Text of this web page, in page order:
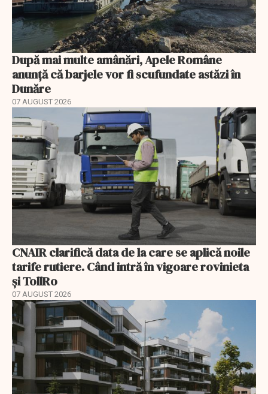
După mai multe amânări, Apele Române
anunță că barjele vor fi scufundate astăzi în
Dunăre
07 AUGUST 2026
CNAIR clarifică data de la care se aplică noile
tarife rutiere. Când intră în vigoare rovinieta
și TollRo
07 AUGUST 2026